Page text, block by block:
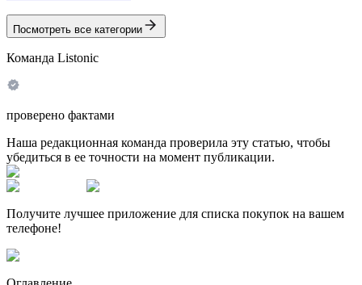
Посмотреть все категории
Команда Listonic
проверено фактами
Наша редакционная команда проверила эту статью, чтобы
убедиться в ее точности на момент публикации.
Получите лучшее приложение для списка покупок на вашем
телефоне!